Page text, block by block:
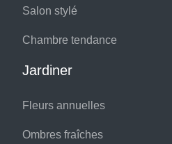
Salon stylé
Chambre tendance
Jardiner
Fleurs annuelles
Ombres fraîches